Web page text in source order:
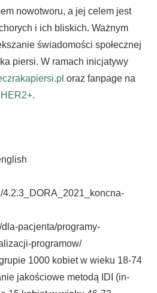
nowotworu, a jej celem jest
i ich bliskich. Ważnym
świadomości społecznej
piersi. W ramach inicjatywy
oraz fanpage na
.
pacjenta/programy-
programow/
1000 kobiet w wieku 18-74
jakościowe metodą IDI (in-